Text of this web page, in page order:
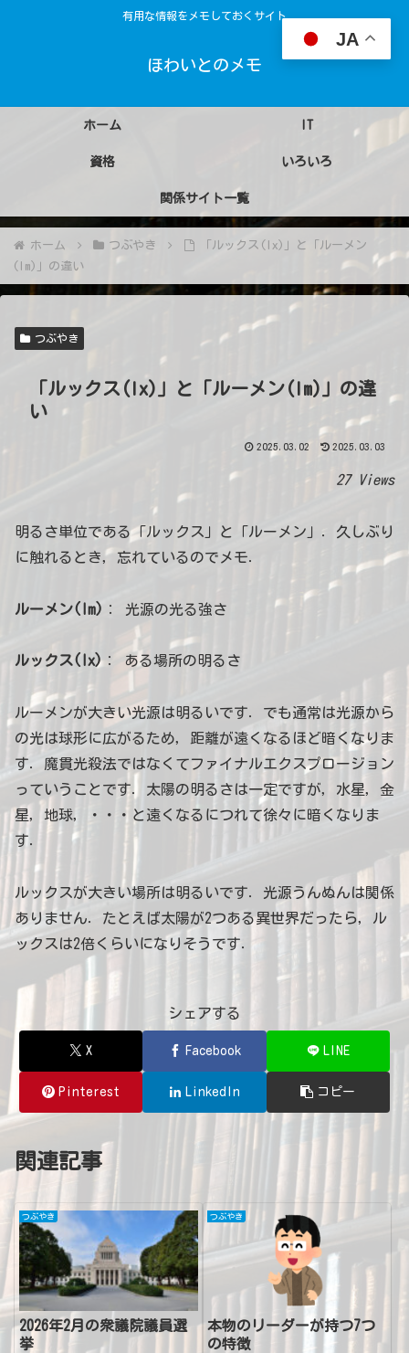
有用な情報をメモしておくサイト
ほわいとのメモ
ホーム IT
資格 いろいろ
関係サイト一覧
ホーム つぶやき
「ルックス(lx)」と「ルーメン
(lm)」の違い
つぶやき
「ルックス(lx)」と「ルーメン(lm)」の違
い
2025.03.02 2025.03.03
27 Views
明るさ単位である「ルックス」と「ルーメン」．久しぶり
に触れるとき，忘れているのでメモ．
ルーメン(lm) ： 光源の光る強さ
ルックス(lx)： ある場所の明るさ
ルーメンが大きい光源は明るいです．でも通常は光源から
の光は球形に広がるため，距離が遠くなるほど暗くなりま
す．魔貫光殺法ではなくてファイナルエクスプロージョン
っていうことです．太陽の明るさは一定ですが，水星，金
星，地球，・・・と遠くなるにつれて徐々に暗くなりま
す．
ルックスが大きい場所は明るいです．光源うんぬんは関係
ありません．たとえば太陽が2つある異世界だったら，ル
ックスは2倍くらいになりそうです．
シェアする
X Facebook LINE
Pinterest LinkedIn コピー
関連記事
つぶやき
2026年2月の衆議院議員選
挙
つぶやき
本物のリーダーが持つ7つ
の特徴
JA